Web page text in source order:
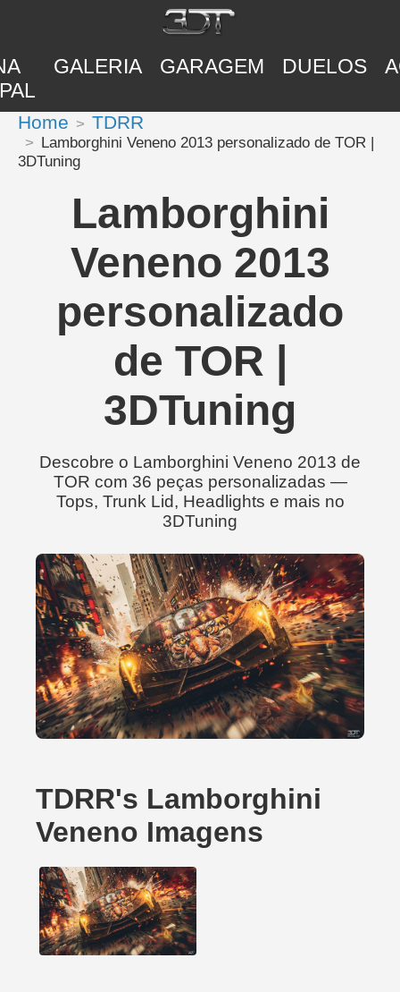
GALERIA GARAGEM DUELOS
Home TDRR
Lamborghini Veneno 2013 personalizado de TOR |
3DTuning
Lamborghini
Veneno 2013
personalizado
de TOR |
3DTuning
Descobre o Lamborghini Veneno 2013 de
TOR com 36 peças personalizadas —
Tops, Trunk Lid, Headlights e mais no
3DTuning
TDRR's Lamborghini
Veneno Imagens